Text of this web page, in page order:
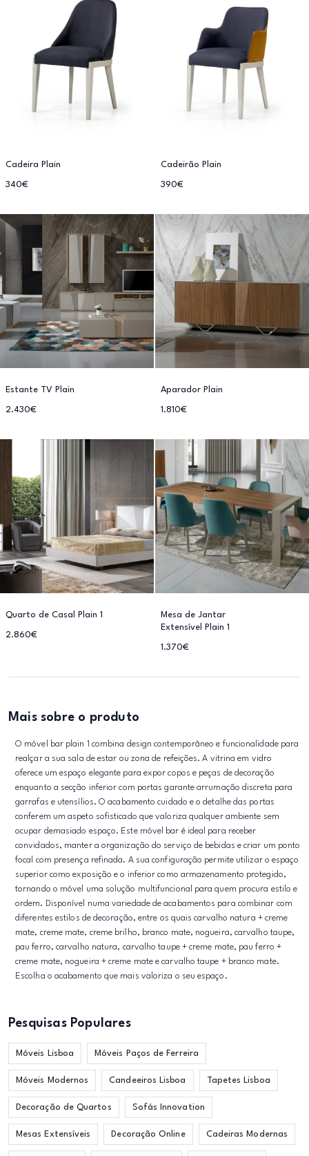
Cadeira Plain
340€
Cadeirão Plain
390€
Estante TV Plain
2.430€
Aparador Plain
1.810€
Quarto de Casal Plain 1
2.860€
Mesa de Jantar
Extensível Plain 1
1.370€
Mais sobre o produto
O móvel bar plain 1 combina design contemporâneo e funcionalidade para
realçar a sua sala de estar ou zona de refeições. A vitrina em vidro
oferece um espaço elegante para expor copos e peças de decoração
enquanto a secção inferior com portas garante arrumação discreta para
garrafas e utensílios. O acabamento cuidado e o detalhe das portas
conferem um aspeto sofisticado que valoriza qualquer ambiente sem
ocupar demasiado espaço. Este móvel bar é ideal para receber
convidados, manter a organização do serviço de bebidas e criar um ponto
focal com presença refinada. A sua configuração permite utilizar o espaço
superior como exposição e o inferior como armazenamento protegido,
tornando o móvel uma solução multifuncional para quem procura estilo e
ordem. Disponível numa variedade de acabamentos para combinar com
diferentes estilos de decoração, entre os quais carvalho natura + creme
mate, creme mate, creme brilho, branco mate, nogueira, carvalho taupe,
pau ferro, carvalho natura, carvalho taupe + creme mate, pau ferro +
creme mate, nogueira + creme mate e carvalho taupe + branco mate.
Escolha o acabamento que mais valoriza o seu espaço.
Pesquisas Populares
Móveis Lisboa Móveis Paços de Ferreira
Móveis Modernos Candeeiros Lisboa Tapetes Lisboa
Decoração de Quartos Sofás Innovation
Mesas Extensíveis Decoração Online Cadeiras Modernas